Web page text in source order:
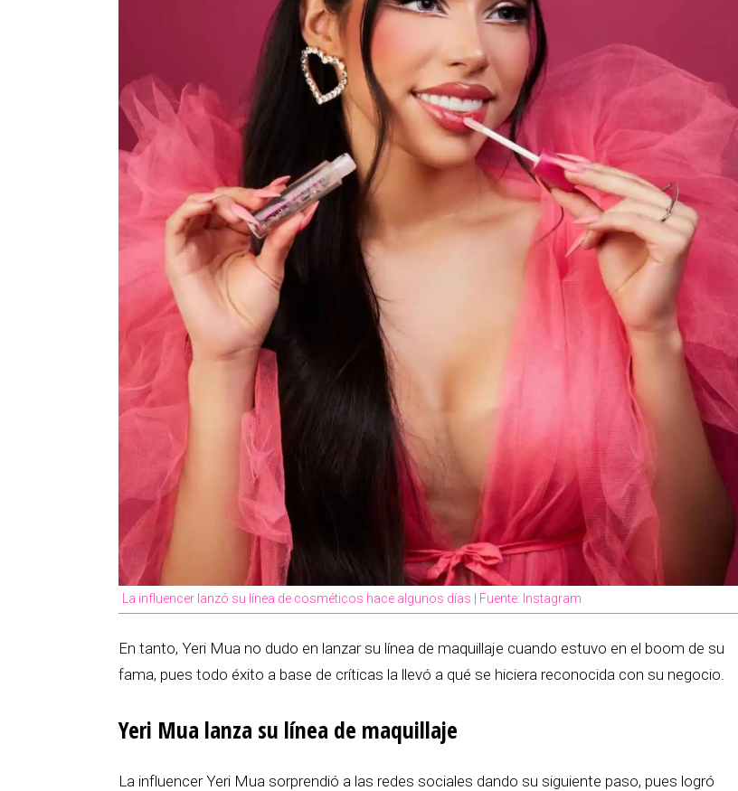
La influencer lanzó su línea de cosméticos hace algunos días | Fuente: Instagram
En tanto, Yeri Mua no dudo en lanzar su línea de maquillaje cuando estuvo en el boom de su
fama, pues todo éxito a base de críticas la llevó a qué se hiciera reconocida con su negocio.
Yeri Mua lanza su línea de maquillaje
La influencer Yeri Mua sorprendió a las redes sociales dando su siguiente paso, pues logró